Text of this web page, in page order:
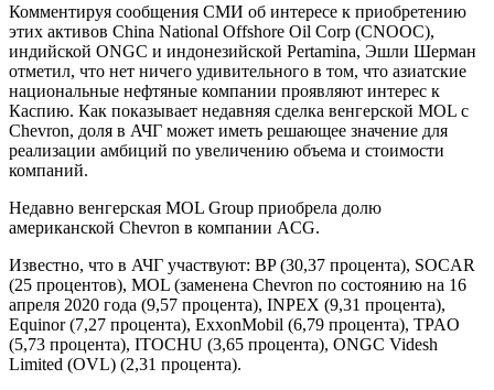
Комментируя сообщения СМИ об интересе к приобретению
этих активов China National Offshore Oil Corp (CNOOC),
индийской ONGC и индонезийской Pertamina, Эшли Шерман
отметил, что нет ничего удивительного в том, что азиатские
национальные нефтяные компании проявляют интерес к
Каспию. Как показывает недавняя сделка венгерской MOL с
Chevron, доля в АЧГ может иметь решающее значение для
реализации амбиций по увеличению объема и стоимости
компаний.
Недавно венгерская MOL Group приобрела долю
американской Chevron в компании ACG.
Известно, что в АЧГ участвуют: BP (30,37 процента), SOCAR
(25 процентов), MOL (заменена Chevron по состоянию на 16
апреля 2020 года (9,57 процента), INPEX (9,31 процента),
Equinor (7,27 процента), ExxonMobil (6,79 процента), TPAO
(5,73 процента), ITOCHU (3,65 процента), ONGC Videsh
Limited (OVL) (2,31 процента).